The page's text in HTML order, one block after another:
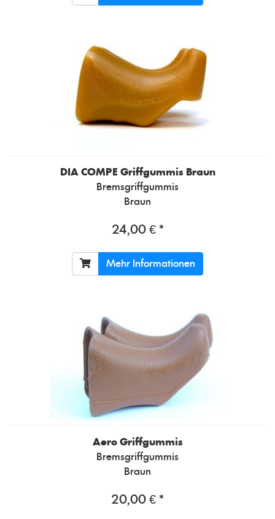
DIA COMPE Griffgummis Braun
Bremsgriffgummis
Braun
24,00 € *
Mehr Informationen
Aero Griffgummis
Bremsgriffgummis
Braun
20,00 € *